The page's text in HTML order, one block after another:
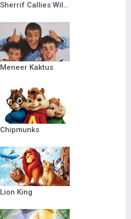
Sherrif Callies Wilde Westen
Meneer Kaktus
Chipmunks
Lion King